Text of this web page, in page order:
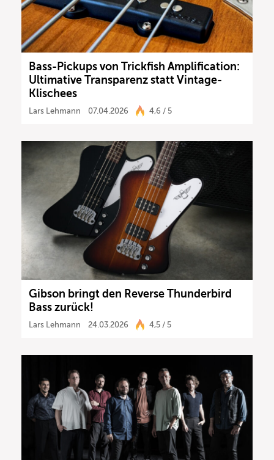
Bass-Pickups von Trickfish Amplification:
Ultimative Transparenz statt Vintage-
Klischees
Lars Lehmann 07.04.2026 4,6 / 5
Gibson bringt den Reverse Thunderbird
Bass zurück!
Lars Lehmann 24.03.2026 4,5 / 5